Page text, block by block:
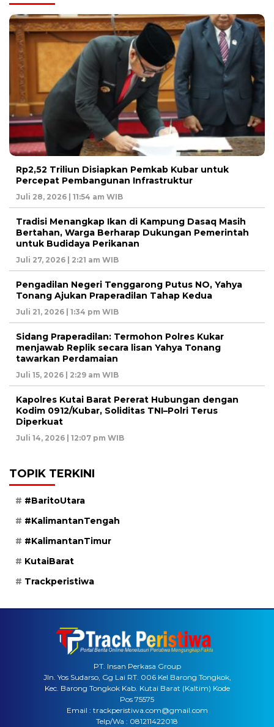
Rp2,52 Triliun Disiapkan Pemkab Kubar untuk
Percepat Pembangunan Infrastruktur
Juli 28, 2026 | 11:54 am WIB
Tradisi Menangkap Ikan di Kampung Dasaq Masih
Bertahan, Warga Berharap Dukungan Pemerintah
untuk Budidaya Perikanan
Juli 27, 2026 | 2:21 am WIB
Pengadilan Negeri Tenggarong Putus NO, Yahya
Tonang Ajukan Praperadilan Tahap Kedua
Juli 21, 2026 | 1:34 pm WIB
Sidang Praperadilan: Termohon Polres Kukar
menjawab Replik secara lisan Yahya Tonang
tawarkan Perdamaian
Juli 15, 2026 | 2:29 am WIB
Kapolres Kutai Barat Pererat Hubungan dengan
Kodim 0912/Kubar, Soliditas TNI–Polri Terus
Diperkuat
Juli 14, 2026 | 12:07 pm WIB
TOPIK TERKINI
#BaritoUtara
#KalimantanTengah
#KalimantanTimur
KutaiBarat
Trackperistiwa
PT. Insan Perkasa Group
Jln. Yos Sudarso, Gg Lai RT. 006 Kel Barong Tongkok,
Kec. Barong Tongkok Kab. Kutai Barat (Kaltim) Kode
Pos 75575
Email : trackperistiwa.com@gmail.com
Telp/Wa : 081211422018